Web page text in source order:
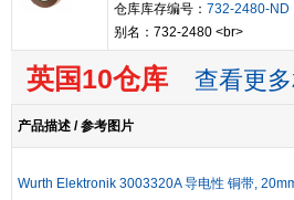
仓库库存编号： 732-2480-ND
别名：732-2480 <br>
英国10仓库 查看更
产品描述 / 参考图片
Wurth Elektronik 3003320A 导电性 铜带,